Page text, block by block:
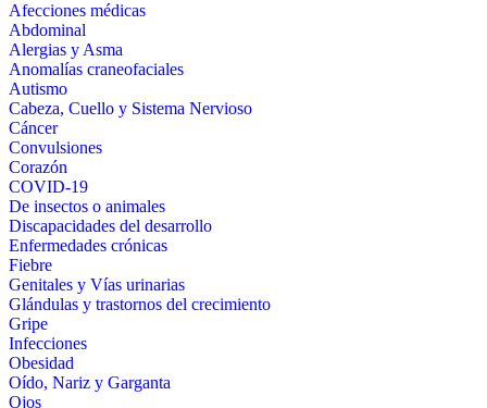
Afecciones médicas
Abdominal
Alergias y Asma
Anomalías craneofaciales
Autismo
Cabeza, Cuello y Sistema Nervioso
Cáncer
Convulsiones
Corazón
COVID-19
De insectos o animales
Discapacidades del desarrollo
Enfermedades crónicas
Fiebre
Genitales y Vías urinarias
Glándulas y trastornos del crecimiento
Gripe
Infecciones
Obesidad
Oído, Nariz y Garganta
Ojos